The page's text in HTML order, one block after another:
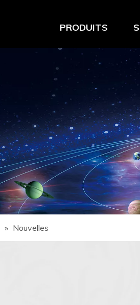
PRODUITS
» Nouvelles